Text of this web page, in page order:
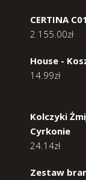
CERTINA
2 155.00zł
House -
14.99zł
Kolczyki
Cyrkonie
24.14zł
Zestaw